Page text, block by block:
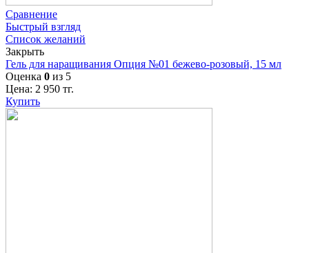
Сравнение
Быстрый взгляд
Список желаний
Закрыть
Гель для наращивания Опция №01 бежево-розовый, 15 мл
Оценка 0 из 5
Цена: 2 950 тг.
Купить